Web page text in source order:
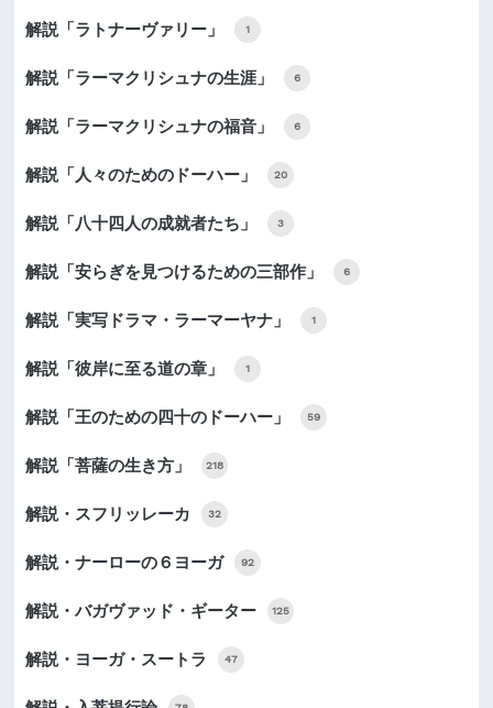
解説「ラトナーヴァリー」 1
解説「ラーマクリシュナの生涯」 6
解説「ラーマクリシュナの福音」 6
解説「人々のためのドーハー」 20
解説「八十四人の成就者たち」 3
解説「安らぎを見つけるための三部作」 6
解説「実写ドラマ・ラーマーヤナ」 1
解説「彼岸に至る道の章」 1
解説「王のための四十のドーハー」 59
解説「菩薩の生き方」 218
解説・スフリッレーカ 32
解説・ナーローの６ヨーガ 92
解説・バガヴァッド・ギーター 125
解説・ヨーガ・スートラ 47